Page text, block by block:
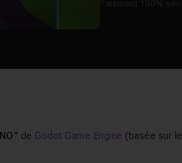
de Godot Game Engine (basée sur le